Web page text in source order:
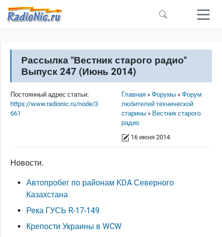
Перейти к основному содержанию
Рассылка "Вестник старого радио"
Выпуск 247 (Июнь 2014)
Строка навигации
Главная Форумы
Форум
любителей технической
старины
Вестник старого
радио
16 июня 2014
Постоянный адрес статьи:
https://www.radionic.ru/node/3
661
Новости.
Автопробег по районам KDA Северного
Казахстана
Река ГУСЬ R-17-149
Крепости Украины в WCW